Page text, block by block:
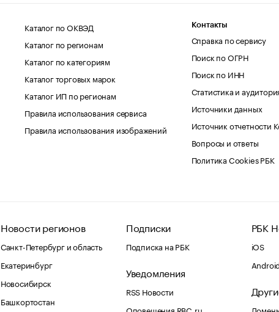
Каталог по ОКВЭД
Каталог по регионам
Каталог по категориям
Каталог торговых марок
Каталог ИП по регионам
Правила использования сервиса
Правила использования изображений
Контакты
Справка по сервису
Поиск по ОГРН
Поиск по ИНН
Статистика и
Источники данных
Источник отчетности
Вопросы и ответы
Политика Cookies РБК
Новости регионов
Санкт-Петербург и область
Екатеринбург
Новосибирск
Башкортостан
Подписки
Подписка на РБК
Уведомления
RSS Новости
Оповещения RBC.ru
РБК
iOS